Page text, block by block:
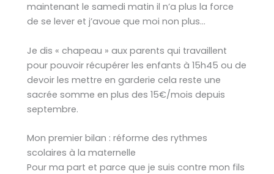
maintenant le samedi matin il n’a plus la force
de se lever et j’avoue que moi non plus…
Je dis « chapeau » aux parents qui travaillent
pour pouvoir récupérer les enfants à 15h45 ou de
devoir les mettre en garderie cela reste une
sacrée somme en plus des 15€/mois depuis
septembre.
Mon premier bilan : réforme des rythmes
scolaires à la maternelle
Pour ma part et parce que je suis contre mon fils